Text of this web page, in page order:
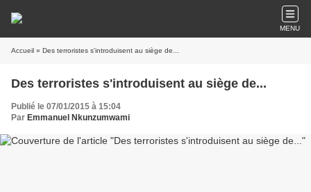
MENU
Accueil » Des terroristes s'introduisent au siège de...
Des terroristes s'introduisent au siège de...
Publié le 07/01/2015 à 15:04
Par Emmanuel Nkunzumwami